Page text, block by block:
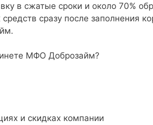
в сжатые сроки и около 70%
сразу после заполнения
МФО Доброзайм?
и скидках компании